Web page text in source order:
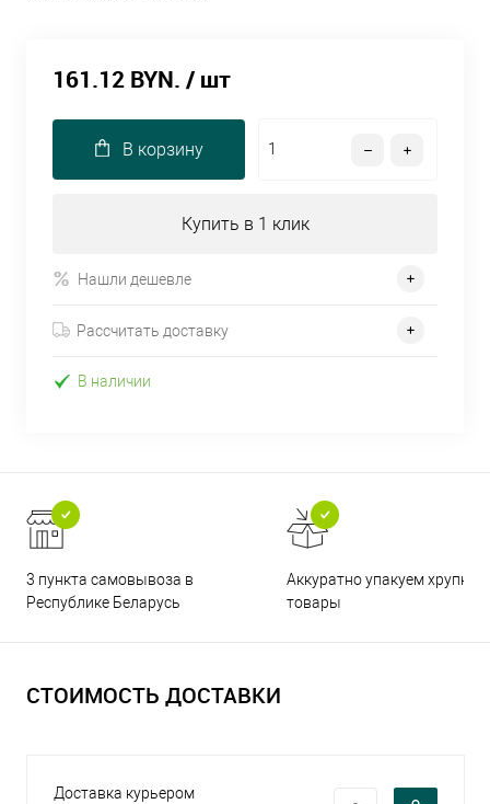
161.12 BYN. / шт
В корзину
Купить в 1 клик
Нашли дешевле
Рассчитать доставку
В наличии
3 пункта самовывоза в
Республике Беларусь
Аккуратно упакуем хрупкие
товары
СТОИМОСТЬ ДОСТАВКИ
Доставка курьером